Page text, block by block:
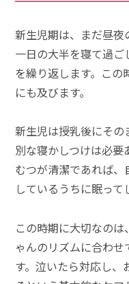
新生児期は、まだ昼夜
一日の大半を寝て過
を繰り返します。こ
にも及びます。
新生児は授乳後にそ
別な寝かしつけは必
むつが清潔であれば、
しているうちに眠って
この時期に大切なの
ゃんのリズムに合わ
す。泣いたら対応し